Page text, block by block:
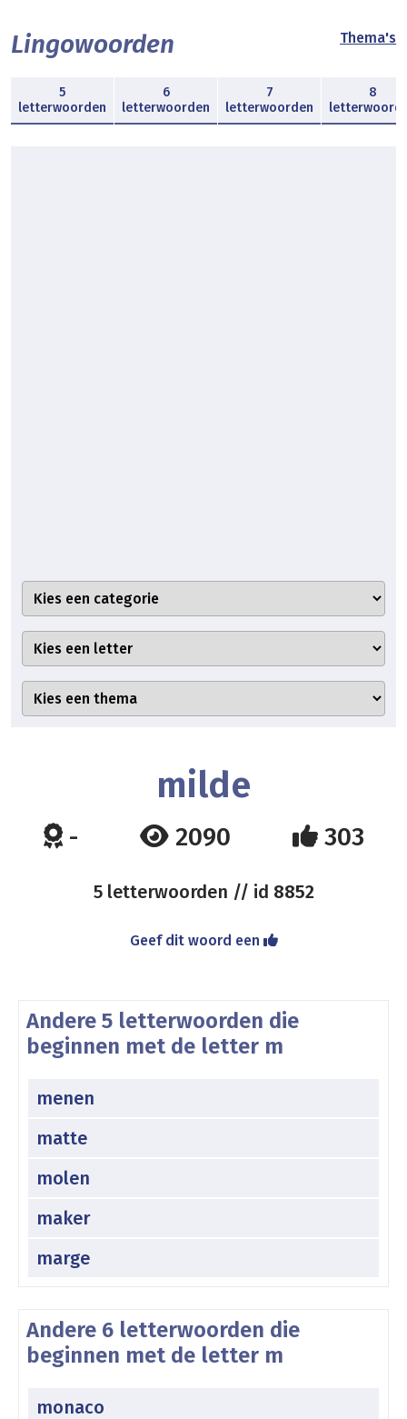
Lingowoorden Thema's
5
letterwoorden
6
letterwoorden
7
letterwoorden
8
milde
- 2090 303
5 letterwoorden // id 8852
Geef dit woord een
Andere 5 letterwoorden die
beginnen met de letter m
menen
matte
molen
maker
marge
Andere 6 letterwoorden die
beginnen met de letter m
monaco